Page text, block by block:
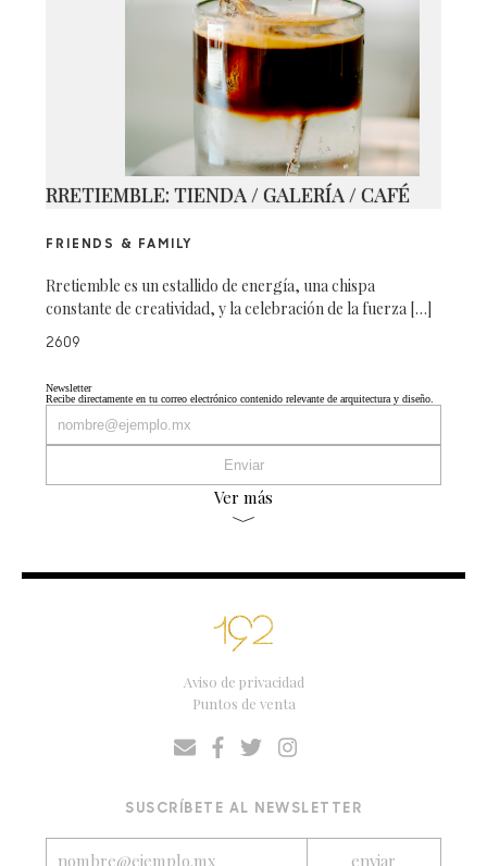
RRETIEMBLE: TIENDA / GALERÍA / CAFÉ
FRIENDS & FAMILY
Rretiemble es un estallido de energía, una chispa
constante de creatividad, y la celebración de la fuerza […]
2609
Newsletter
Recibe directamente en tu correo electrónico contenido relevante de arquitectura y diseño.
Ver más
Aviso de privacidad
Puntos de venta
SUSCRÍBETE AL NEWSLETTER